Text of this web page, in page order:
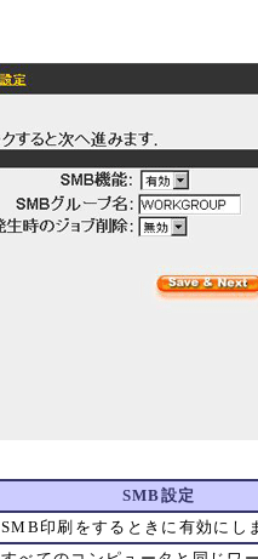
SMB設定
SMB印刷をするときに有効にし